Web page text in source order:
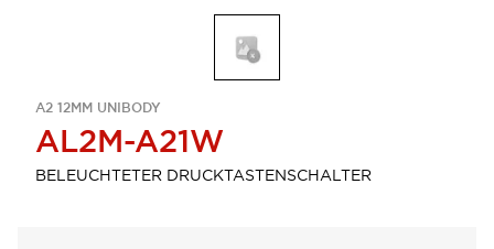
A2 12MM UNIBODY
AL2M-A21W
BELEUCHTETER DRUCKTASTENSCHALTER